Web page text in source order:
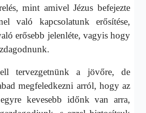
mint amivel Jézus befejezte
való kapcsolatunk erősítése,
erősebb jelenléte, vagyis hogy
tervezgetnünk a jövőre, de
megfeledkezni arról, hogy az
kevesebb időnk van arra,